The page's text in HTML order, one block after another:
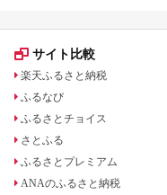
サイト比較
楽天ふるさと納税
ふるなび
ふるさとチョイス
さとふる
ふるさとプレミアム
ANAのふるさと納税